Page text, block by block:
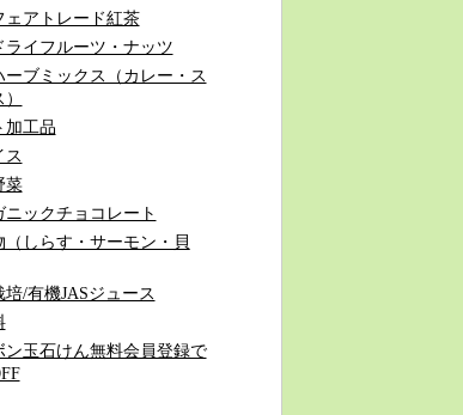
ェアトレード紅茶
ライフルーツ・ナッツ
ーブミックス（カレー・ス
加工品
ス
菜
ニックチョコレート
（しらす・サーモン・貝
培/有機JASジュース
ン玉石けん無料会員登録で